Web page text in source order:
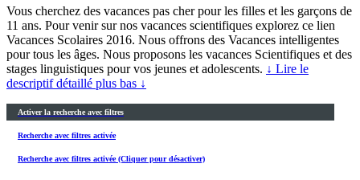
Vous cherchez des vacances pas cher pour les filles et les garçons de
11 ans. Pour venir sur nos vacances scientifiques explorez ce lien
Vacances Scolaires 2016. Nous offrons des Vacances intelligentes
pour tous les âges. Nous proposons les vacances Scientifiques et des
stages linguistiques pour vos jeunes et adolescents. ↓ Lire le
descriptif détaillé plus bas ↓
Activer la recherche avec filtres
Recherche avec filtres activée
Recherche avec filtres activée (Cliquer pour désactiver)